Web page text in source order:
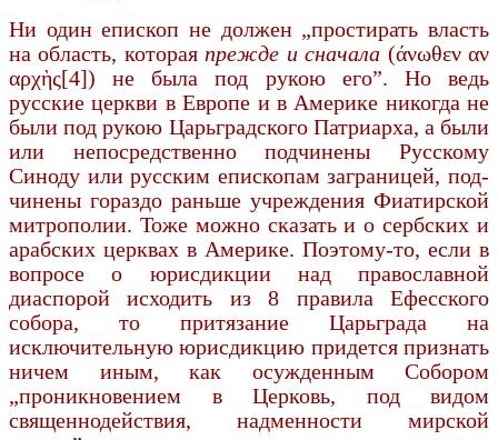
Ни один епископ не должен „простирать власть
на область, которая прежде и сначала (άνωθεν αν
αρχὴς[4]) не была под рукою его”. Но ведь
русские церкви в Европе и в Америке никогда не
были под рукою Царьградского Патриарха, а были
или непосредственно подчинены Русскому
Синоду или русским епископам заграницей, под­
чинены гораздо раньше учреждения Фиатирской
митрополии. Тоже можно сказать и о сербских и
арабских церквах в Америке. Поэтому-то, если в
вопросе о юрисдикции над православной
диаспорой исходить из 8 правила Ефесского
собора, то притязание Царьграда на
исключительную юрис­дикцию придется признать
ничем иным, как осужденным Собором
„проникновением в Цер­ковь, под видом
священнодействия, надменности мирской